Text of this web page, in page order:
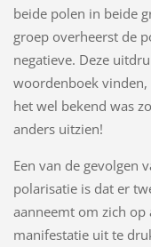
beide polen in beide
groep overheerst de
negatieve. Deze
woordenboek vinden,
het wel bekend was
anders uitzien!
Een van de gevolgen
polarisatie is dat er
aanneemt om zich op
manifestatie uit te